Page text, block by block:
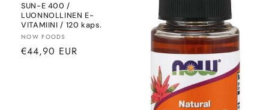
SUN-E 400 /
LUONNOLLINEN E-
VITAMIINI / 120 kaps.
Myyjä:
NOW FOODS
Normaalihinta
€44,90 EUR